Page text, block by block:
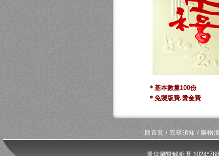
＊基本數量100份
＊免製版費.燙金費
回首頁 /完稿須知 /購物
最佳瀏覽解析度